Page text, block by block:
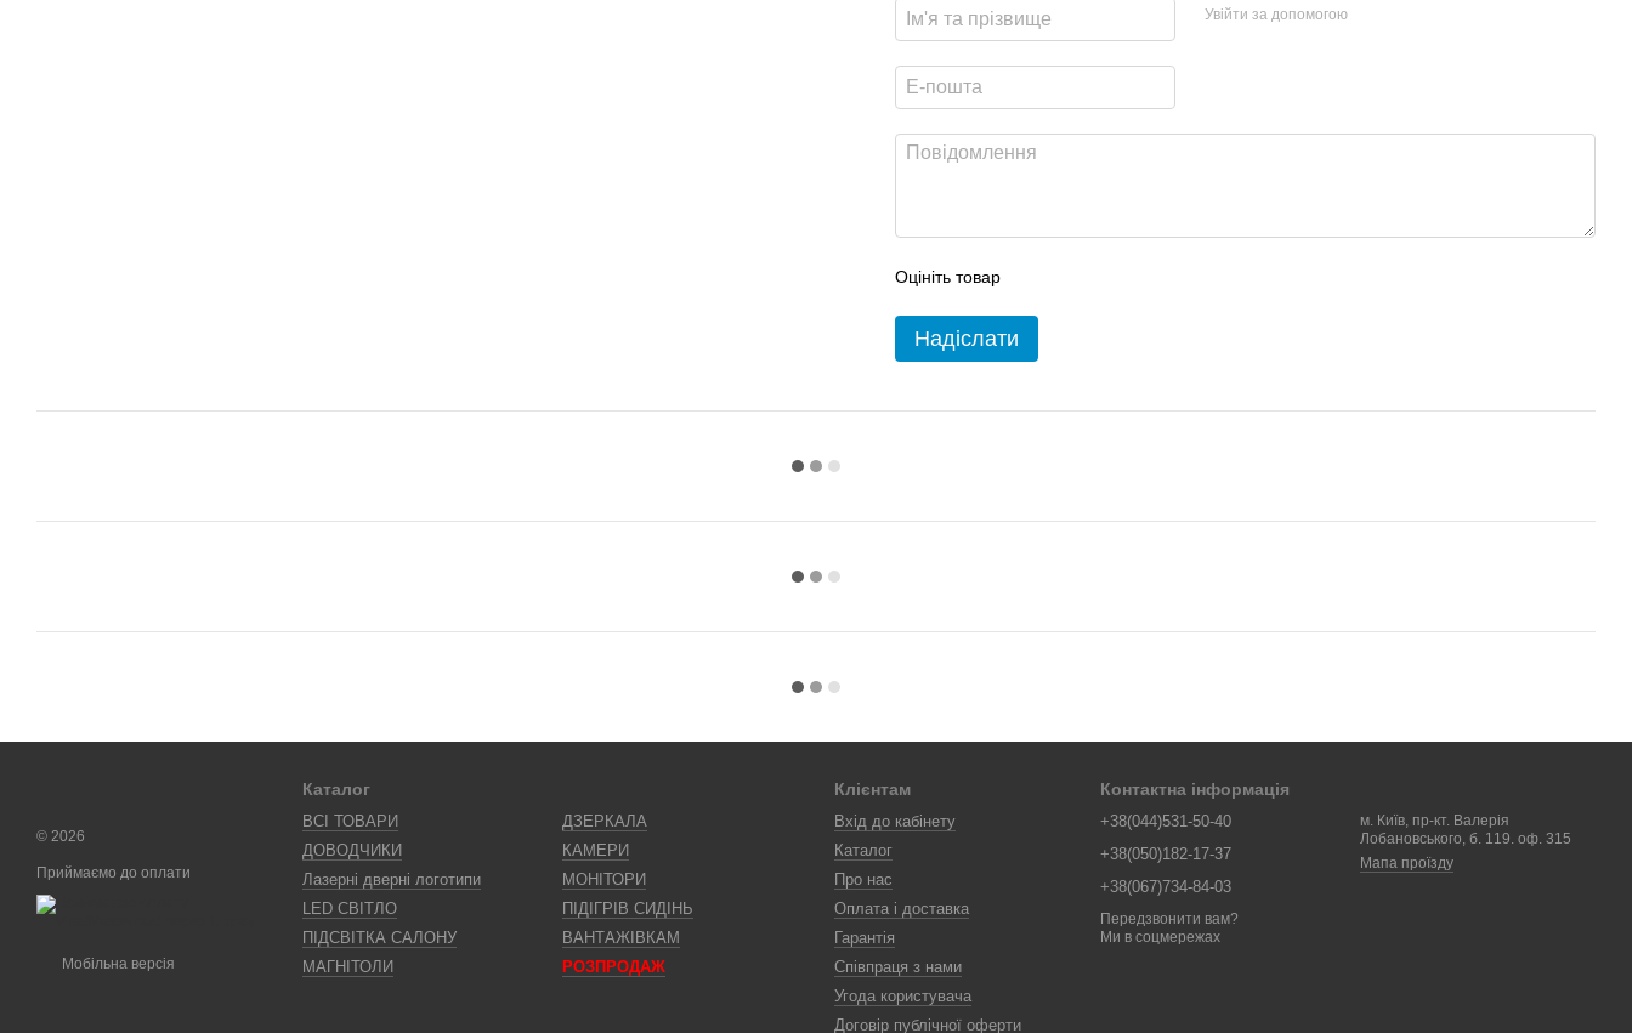
Увійти за допомогою
Оцініть товар
Надіслати
© 2026
Приймаємо до оплати
Мобільна версія
Каталог
ВСІ ТОВАРИ
ДОВОДЧИКИ
Лазерні дверні логотипи
LED СВІТЛО
ПІДСВІТКА САЛОНУ
МАГНІТОЛИ
ДЗЕРКАЛА
КАМЕРИ
МОНІТОРИ
ПІДІГРІВ СИДІНЬ
ВАНТАЖІВКАМ
РОЗПРОДАЖ
Клієнтам
Вхід до кабінету
Каталог
Про нас
Оплата і доставка
Гарантія
Співпраця з нами
Угода користувача
Договір публічної оферти
Контактна інформація
+38(044)531-50-40
+38(050)182-17-37
+38(067)734-84-03
Передзвонити вам?
м. Київ, пр-кт. Валерія
Лобановського, б. 119. оф. 315
Мапа проїзду
Ми в соцмережах